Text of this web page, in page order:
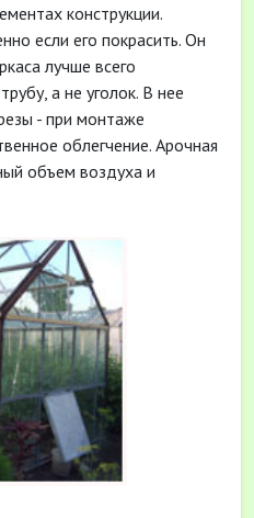
конструкции.
если его покрасить. Он
лучше всего
а не уголок. В нее
- при монтаже
облегчение. Арочная
объем воздуха и